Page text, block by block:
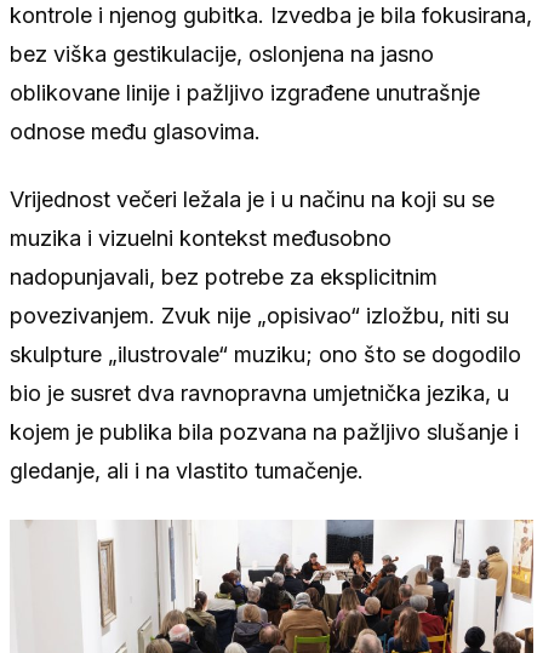
kontrole i njenog gubitka. Izvedba je bila fokusirana,
bez viška gestikulacije, oslonjena na jasno
oblikovane linije i pažljivo izgrađene unutrašnje
odnose među glasovima.
Vrijednost večeri ležala je i u načinu na koji su se
muzika i vizuelni kontekst međusobno
nadopunjavali, bez potrebe za eksplicitnim
povezivanjem. Zvuk nije „opisivao“ izložbu, niti su
skulpture „ilustrovale“ muziku; ono što se dogodilo
bio je susret dva ravnopravna umjetnička jezika, u
kojem je publika bila pozvana na pažljivo slušanje i
gledanje, ali i na vlastito tumačenje.